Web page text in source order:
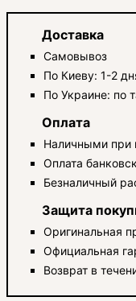
Доставка
Самовывоз
По Киеву: 1-2
По Украине: по
Оплата
Наличными при
Оплата
Безналичный
Защита
Оригинальная
Официальная
Возврат в